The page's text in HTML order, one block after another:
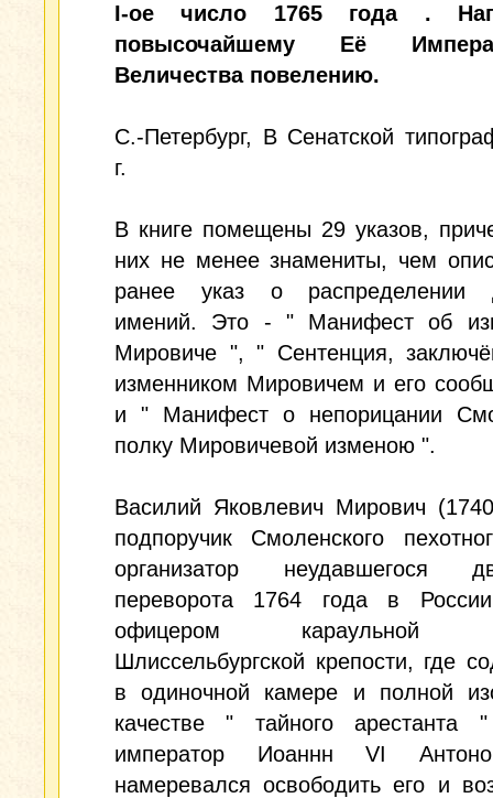
I-ое число 1765 года .
повысочайшему Её
Величества повелению.
С.-Петербург, В Сенатской
г.
В книге помещены 29 указов,
них не менее знамениты, чем
ранее указ о распределении
имений. Это - " Манифест об
Мировиче ", " Сентенция,
изменником Мировичем и его
и " Манифест о непорицании
полку Мировичевой изменою ".
Василий Яковлевич Мирович
подпоручик Смоленского
организатор неудавшегося
переворота 1764 года в
офицером караульной
Шлиссельбургской крепости, где
в одиночной камере и полной
качестве " тайного арестанта
император Иоаннн VI
намеревался освободить его и